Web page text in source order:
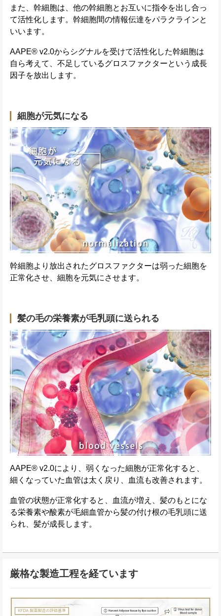
また、幹細胞は、他の幹細胞とお互いに指令を出し合っ
て活性化します。幹細胞間の情報伝達をパラクラインと
いいます。
AAPE® v2.0からシグナルを受けて活性化した幹細胞は
自ら考えて、不足しているグロスファクターという成長
因子を放出します。
細胞が元気になる
幹細胞より放出されたグロスファクターは弱った細胞を
正常化させ、細胞を元気にさせます。
髪の毛の栄養素が毛乳頭に送られる
AAPE® v2.0により、弱くなった細胞が正常化すると、
細くなっていた血管は太く戻り、血流も改善されます。
血管の状態が正常化すると、血流が増え、髪のもとにな
る栄養素や酸素が毛細血管から髪の付け根の毛乳頭に送
られ、髪が成長します。
厳格な製造工程を経ています